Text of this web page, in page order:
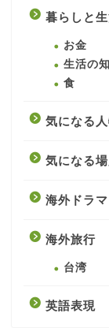
暮らしと
お金
生活の
食
気になる
気になる
海外ドラマ
海外旅行
台湾
英語表現